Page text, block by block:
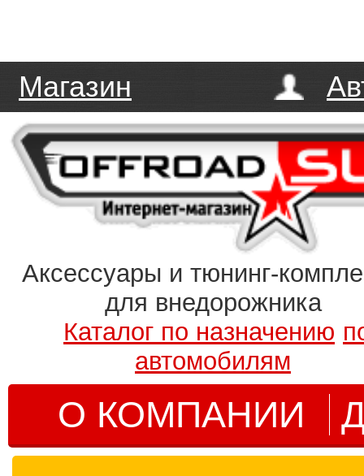
Магазин
Аксессуары и тюнинг-
для внедорожника
Каталог по назначению
автомобилям
О КОМПАНИИ